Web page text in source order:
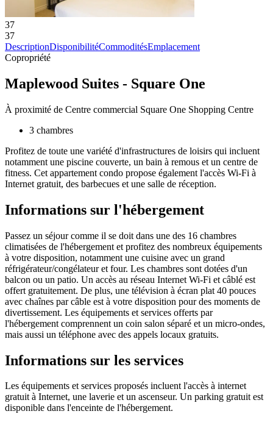
37
37
DescriptionDisponibilitéCommoditésEmplacement
Copropriété
Maplewood Suites - Square One
À proximité de Centre commercial Square One Shopping Centre
3 chambres
Profitez de toute une variété d'infrastructures de loisirs qui incluent
notamment une piscine couverte, un bain à remous et un centre de
fitness. Cet appartement condo propose également l'accès Wi-Fi à
Internet gratuit, des barbecues et une salle de réception.
Informations sur l'hébergement
Passez un séjour comme il se doit dans une des 16 chambres
climatisées de l'hébergement et profitez des nombreux équipements
à votre disposition, notamment une cuisine avec un grand
réfrigérateur/congélateur et four. Les chambres sont dotées d'un
balcon ou un patio. Un accès au réseau Internet Wi-Fi et câblé est
offert gratuitement. De plus, une télévision à écran plat 40 pouces
avec chaînes par câble est à votre disposition pour des moments de
divertissement. Les équipements et services offerts par
l'hébergement comprennent un coin salon séparé et un micro-ondes,
mais aussi un téléphone avec des appels locaux gratuits.
Informations sur les services
Les équipements et services proposés incluent l'accès à internet
gratuit à Internet, une laverie et un ascenseur. Un parking gratuit est
disponible dans l'enceinte de l'hébergement.